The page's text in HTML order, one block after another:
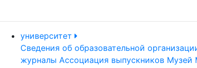
университет
Сведения об образовательной
журналы Ассоциация выпускников Музей